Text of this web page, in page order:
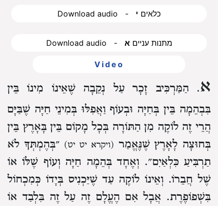
Download audio - כלאים י
Download audio - מתנות ענייםא
Video
א. הַמַּרְכִּיב זָכָר עַל נְקֵבָה שֶׁאֵינוֹ מִינוֹ בֵּין
בִּבְהֵמָה בֵּין בְּחַיָּה וּבְעוֹף וַאֲפִלּוּ בְּמִינֵי חַיָּה שֶׁבַּיָּם
הֲרֵי זֶה לוֹקֶה מִן הַתּוֹרָה בְּכָל מָקוֹם בֵּין בָּאָרֶץ בֵּין
בְּחוּצָה לָאָרֶץ שֶׁנֶּאֱמַר (ויקרא יט יט) ״בְּהֶמְתְּךָ לֹא
תַרְבִּיעַ כִּלְאַיִם״. וְאֶחָד בְּהֵמָה חַיָּה וְעוֹף שֶׁלּוֹ אוֹ
שֶׁל חֲבֵרוֹ. וְאֵינוֹ לוֹקֶה עַד שֶׁיַּכְנִיס בְּיָדוֹ כְּמִכְחוֹל
בִּשְׁפוֹפֶרֶת. אֲבָל אִם הֶעֱלָם זֶה עַל זֶה בִּלְבַד אוֹ